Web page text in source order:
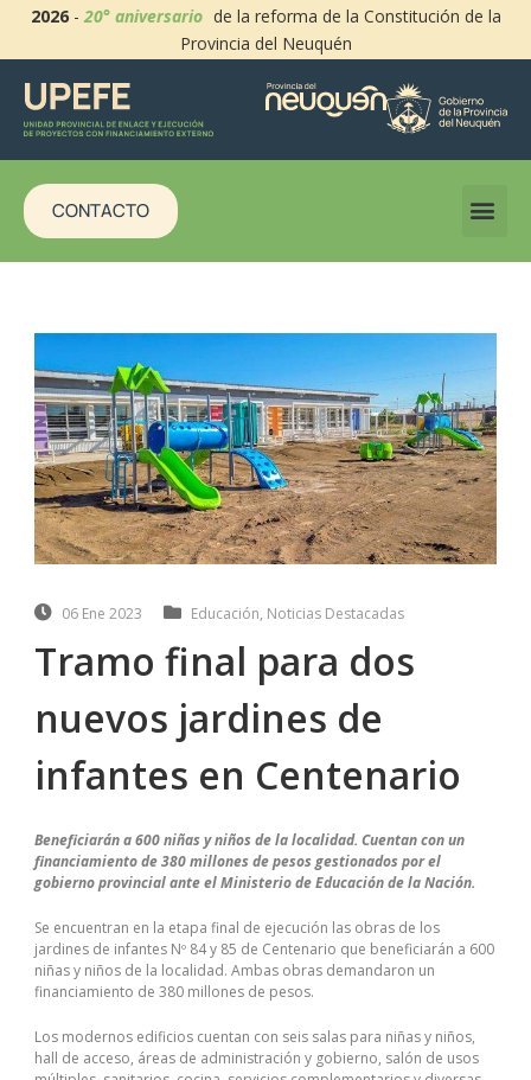
2026-20° aniversario de la reforma de la Constitución de la
Provincia del Neuquén
CONTACTO
06 Ene 2023 Educación, Noticias Destacadas
Tramo final para dos
nuevos jardines de
infantes en Centenario
Beneficiarán a 600 niñas y niños de la localidad. Cuentan con un
financiamiento de 380 millones de pesos gestionados por el
gobierno provincial ante el Ministerio de Educación de la Nación.
Se encuentran en la etapa final de ejecución las obras de los
jardines de infantes Nº 84 y 85 de Centenario que beneficiarán a 600
niñas y niños de la localidad. Ambas obras demandaron un
financiamiento de 380 millones de pesos.
Los modernos edificios cuentan con seis salas para niñas y niños,
hall de acceso, áreas de administración y gobierno, salón de usos